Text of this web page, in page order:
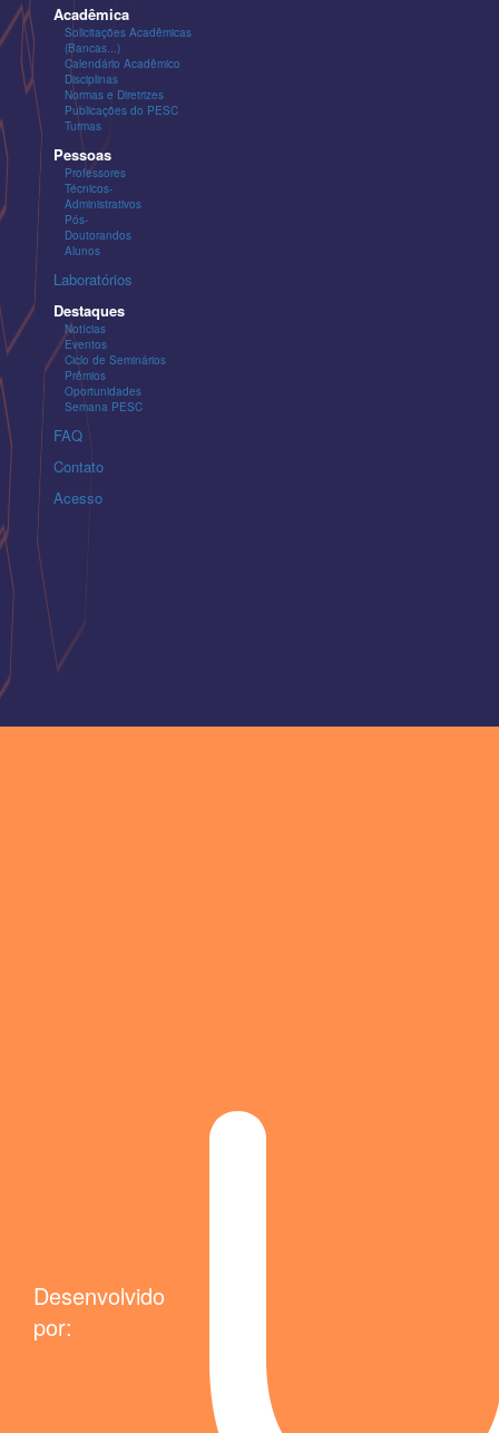
Acadêmica
Solicitações Acadêmicas
(Bancas...)
Calendário Acadêmico
Disciplinas
Normas e Diretrizes
Publicações do PESC
Turmas
Pessoas
Professores
Técnicos-
Administrativos
Pós-
Doutorandos
Alunos
Laboratórios
Destaques
Notícias
Eventos
Ciclo de Seminários
Prêmios
Oportunidades
Semana PESC
FAQ
Contato
Acesso
Desenvolvido
por: